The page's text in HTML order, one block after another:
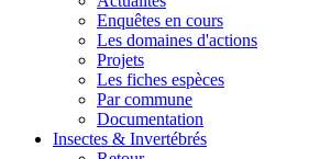
Enquêtes en cours
Les domaines d'actions
Projets
Les fiches espèces
Par commune
Documentation
Insectes & Invertébrés